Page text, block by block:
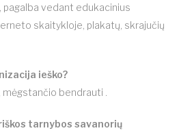
pagalba vedant edukacinius
skaitykloje, plakatų, skrajučių
ieško?
bendrauti .
tarnybos savanorių